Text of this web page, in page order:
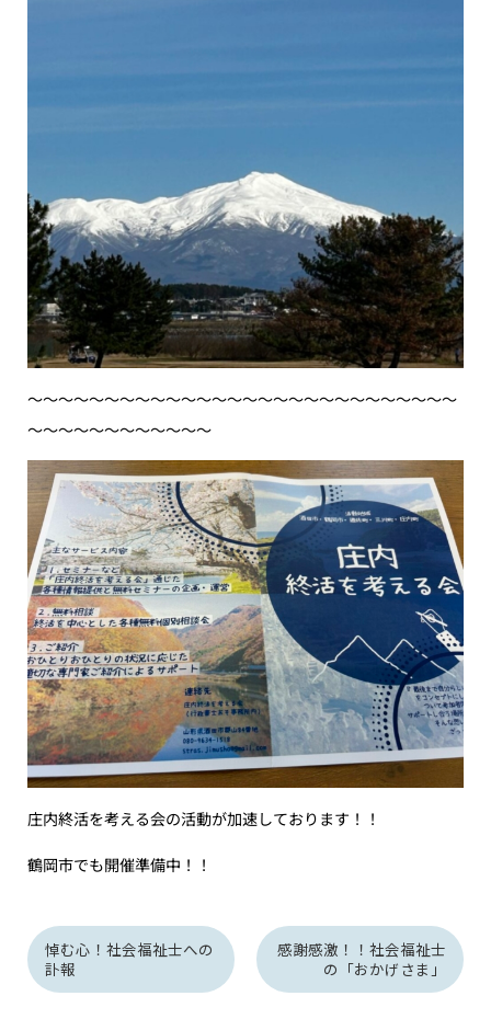
〜〜〜〜〜〜〜〜〜〜〜〜〜〜〜〜〜〜〜〜〜〜〜〜〜〜〜〜
〜〜〜〜〜〜〜〜〜〜〜〜
庄内終活を考える会の活動が加速しております！！
鶴岡市でも開催準備中！！
悼む心！社会福祉士への
訃報
感謝感激！！社会福祉士
の「おかげさま」